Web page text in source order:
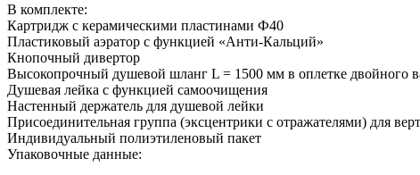
В комплекте:
Картридж с керамическими пластинами Ф40
Пластиковый аэратор с функцией «Анти-Кальций»
Кнопочный дивертор
Высокопрочный душевой шланг L = 1500 мм в оплетке двойного
Душевая лейка с функцией самоочищения
Настенный держатель для душевой лейки
Присоединительная группа (эксцентрики с отражателями) для
Индивидуальный полиэтиленовый пакет
Упаковочные данные: